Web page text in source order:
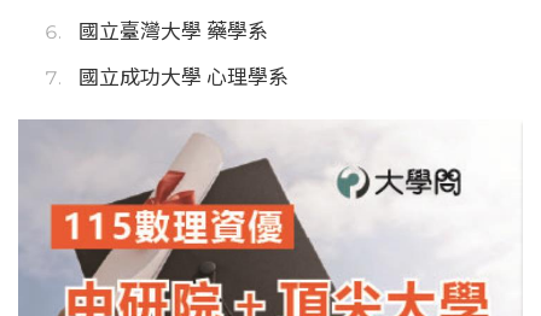
國立臺灣大學 藥學系
國立成功大學 心理學系